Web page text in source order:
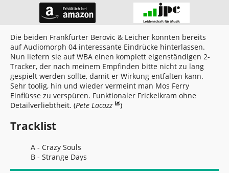
Die beiden Frankfurter Berovic & Leicher konnten bereits
auf Audiomorph 04 interessante Eindrücke hinterlassen.
Nun liefern sie auf WBA einen komplett eigenständigen 2-
Tracker, der nach meinem Empfinden bitte nicht zu lang
gespielt werden sollte, damit er Wirkung entfalten kann.
Sehr toolig, hin und wieder vermeint man Mos Ferry
Einflüsse zu verspüren. Funktionaler Frickelkram ohne
Detailverliebtheit. (Pete Lacazz )
Tracklist
A - Crazy Souls
B - Strange Days